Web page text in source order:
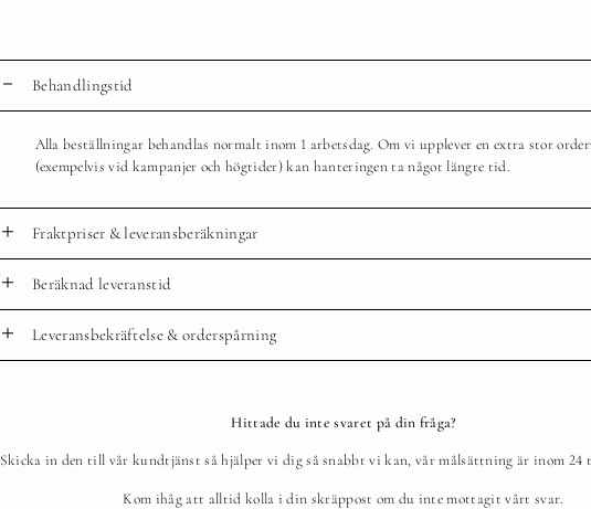
Behandlingstid
Alla beställningar behandlas normalt inom 1 arbetsdag. Om vi upplever en extra stor
(exempelvis vid kampanjer och högtider) kan hanteringen ta något längre tid.
Fraktpriser & leveransberäkningar
Beräknad leveranstid
Leveransbekräftelse & orderspårning
Hittade du inte svaret på din fråga?
Skicka in den till vår kundtjänst så hjälper vi dig så snabbt vi kan, vår målsättning är inom 24
Kom ihåg att alltid kolla i din skräppost om du inte mottagit vårt svar.